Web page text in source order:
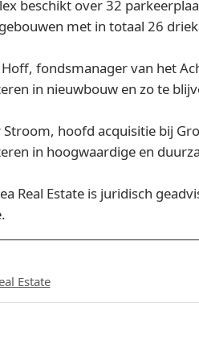
beschikt over 32
met in totaal 26
fondsmanager van het
in nieuwbouw en zo te
Stroom, hoofd acquisitie bij
in hoogwaardige en
Real Estate is juridisch
Estate